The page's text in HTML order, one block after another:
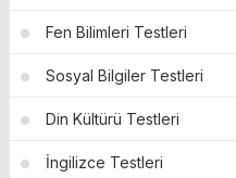
Fen Bilimleri Testleri
Sosyal Bilgiler Testleri
Din Kültürü Testleri
İngilizce Testleri